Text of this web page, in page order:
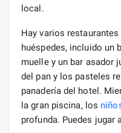
local.
Hay varios
huéspedes, incluido un
muelle y un bar asador
del pan y los pasteles
panadería del hotel.
la gran piscina, los
profunda. Puedes jugar